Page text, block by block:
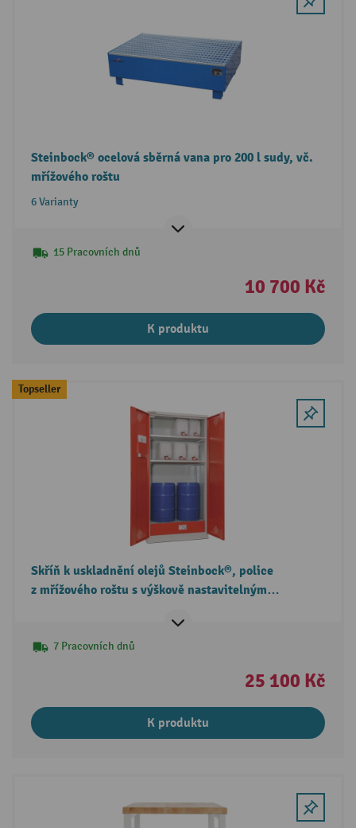
Steinbock® ocelová sběrná vana pro 200 l sudy, vč.
mřížového roštu
6 Varianty
15 Pracovních dnů
10 700 Kč
K produktu
Topseller
Skříň k uskladnění olejů Steinbock®, police
z mřížového roštu s výškově nastavitelným
7 Pracovních dnů
25 100 Kč
K produktu